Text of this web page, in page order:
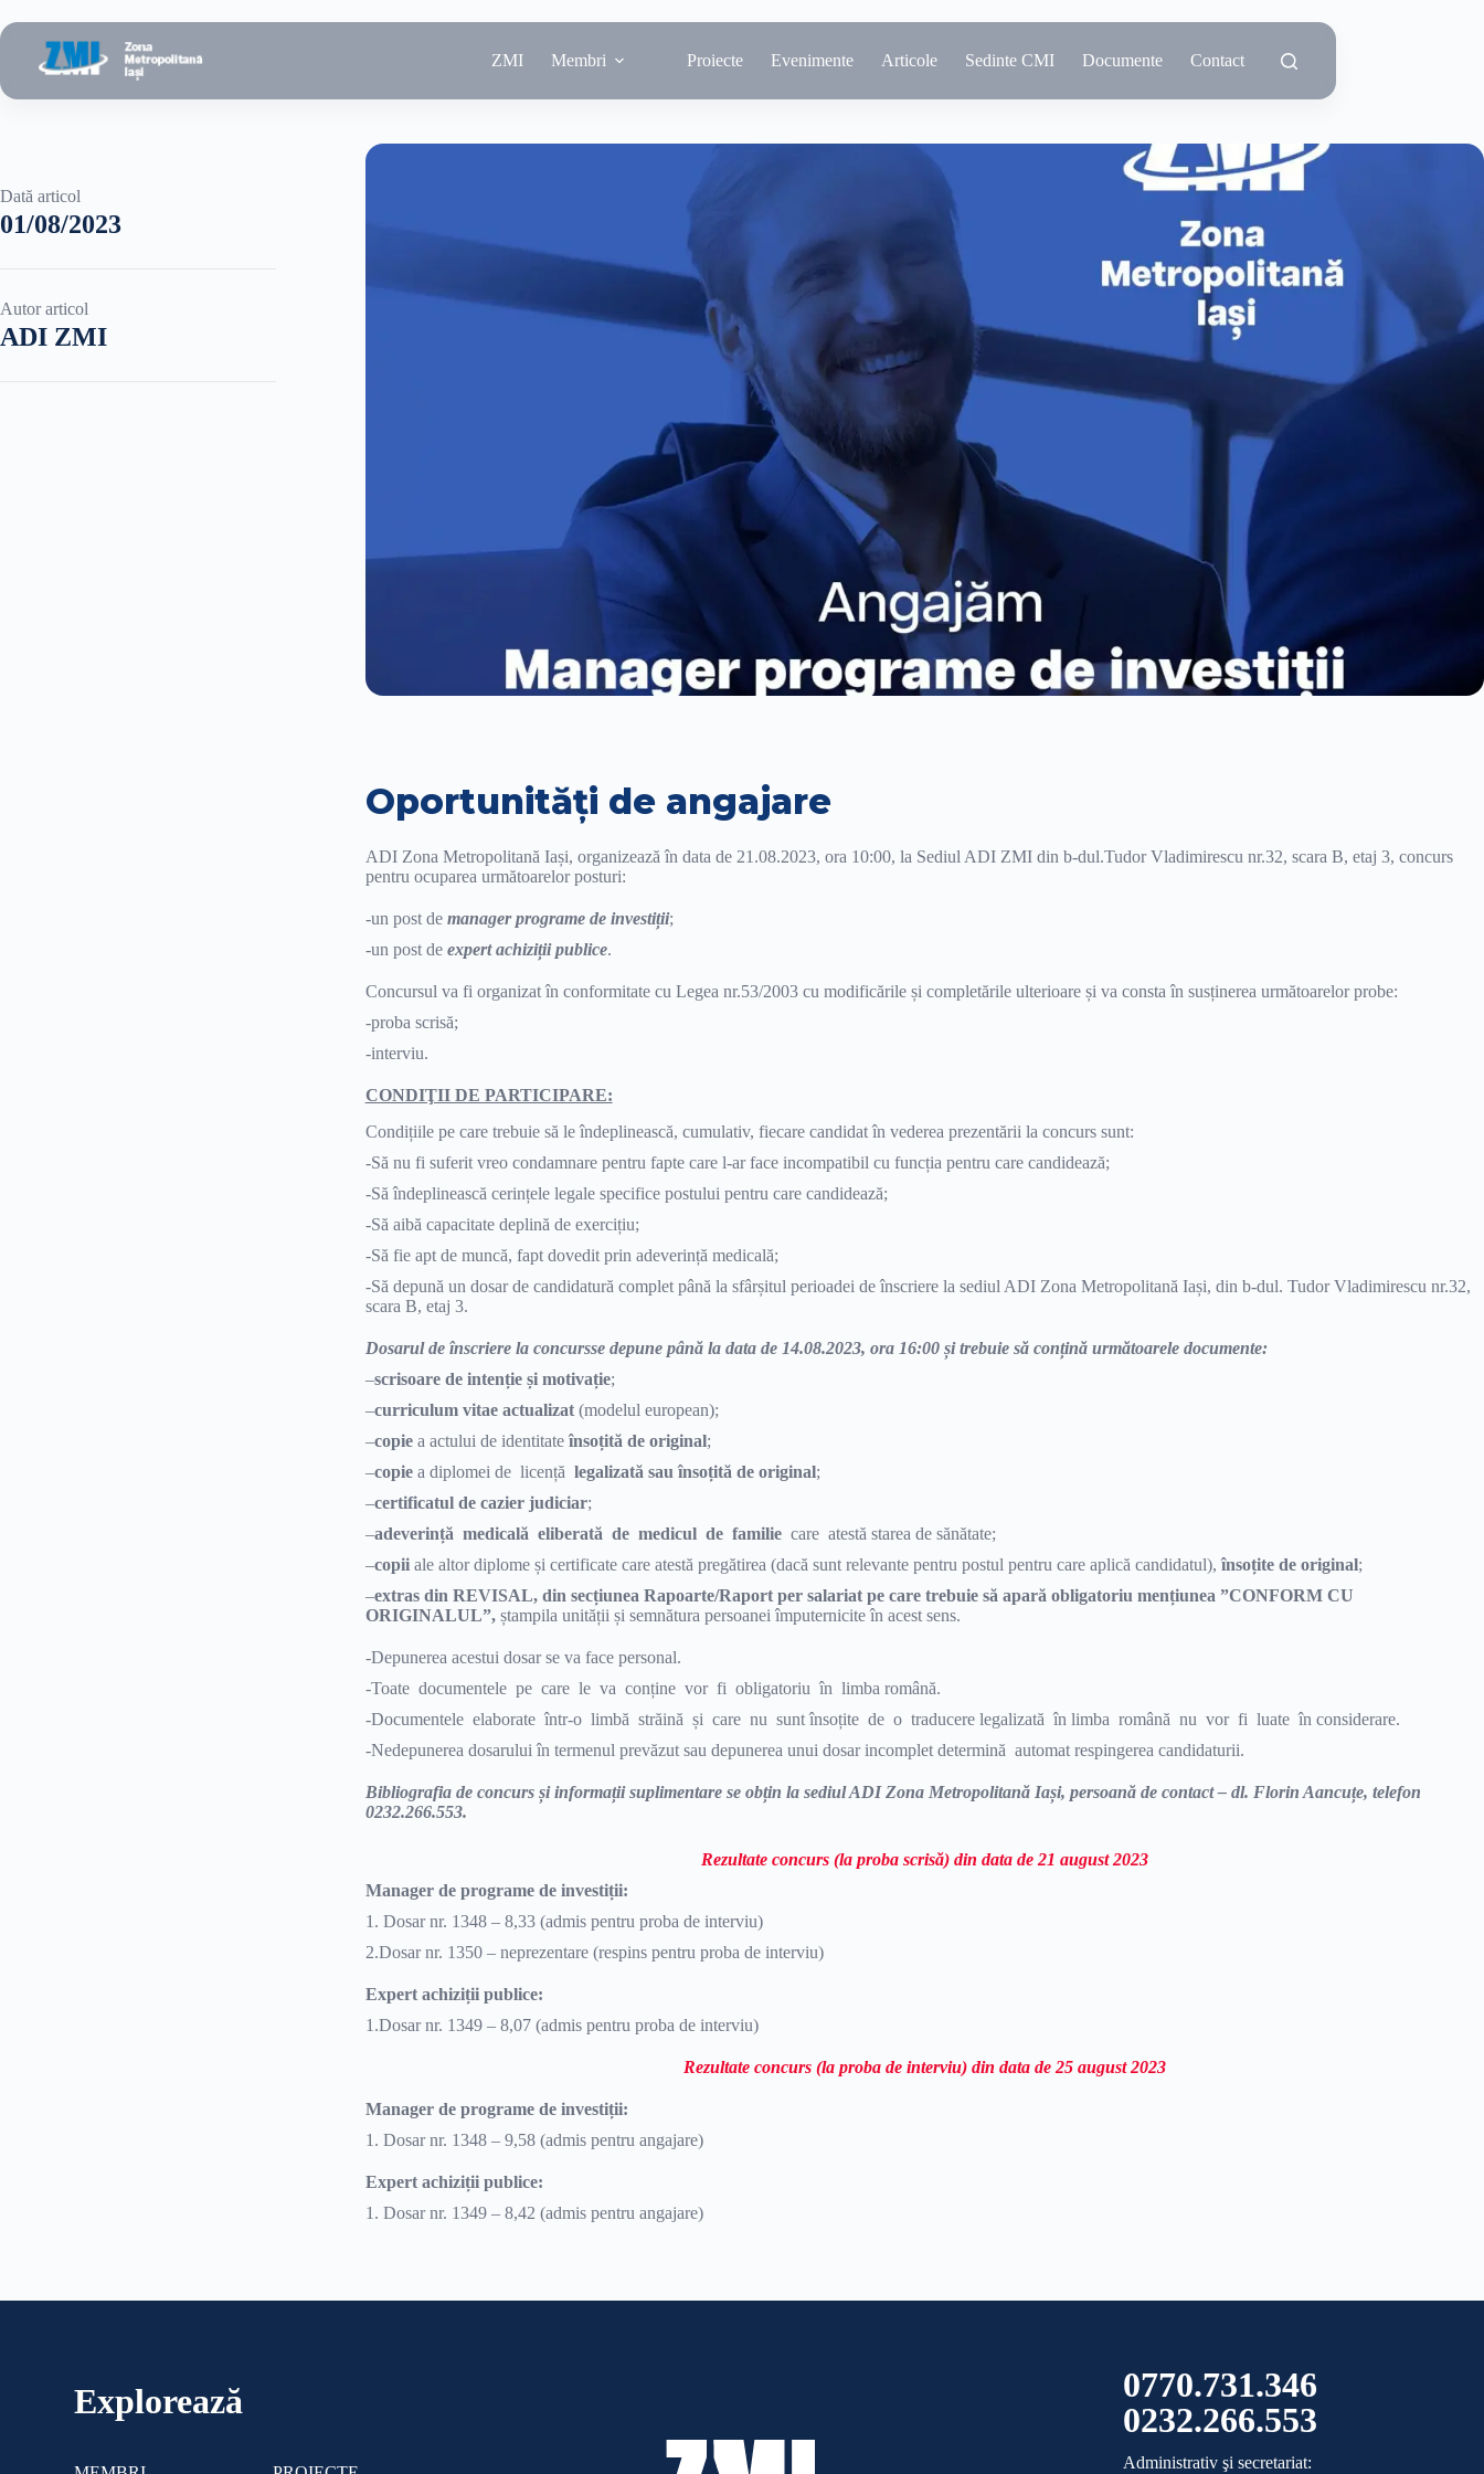
la
conținut
ZMI Membri Proiecte Evenimente Articole Sedinte CMI Documente Contact
Dată articol
01/08/2023
Autor articol
ADI ZMI
Oportunități de angajare
ADI Zona Metropolitană Iași, organizează în data de 21.08.2023, ora 10:00, la Sediul ADI ZMI din b-dul.Tudor Vladimirescu nr.32, scara B, etaj 3, concurs
pentru ocuparea următoarelor posturi:
-un post de manager programe de investiții;
-un post de expert achiziții publice.
Concursul va fi organizat în conformitate cu Legea nr.53/2003 cu modificările și completările ulterioare și va consta în susținerea următoarelor probe:
-proba scrisă;
-interviu.
CONDIŢII DE PARTICIPARE:
Condițiile pe care trebuie să le îndeplinească, cumulativ, fiecare candidat în vederea prezentării la concurs sunt:
-Să nu fi suferit vreo condamnare pentru fapte care l-ar face incompatibil cu funcția pentru care candidează;
-Să îndeplinească cerințele legale specifice postului pentru care candidează;
-Să aibă capacitate deplină de exercițiu;
-Să fie apt de muncă, fapt dovedit prin adeverință medicală;
-Să depună un dosar de candidatură complet până la sfârșitul perioadei de înscriere la sediul ADI Zona Metropolitană Iași, din b-dul. Tudor Vladimirescu nr.32,
scara B, etaj 3.
Dosarul de înscriere la concursse depune până la data de 14.08.2023, ora 16:00 și trebuie să conțină următoarele documente:
–scrisoare de intenție și motivație;
–curriculum vitae actualizat (modelul european);
–copie a actului de identitate însoțită de original;
–copie a diplomei de licență legalizată sau însoțită de original;
–certificatul de cazier judiciar;
–adeverință medicală eliberată de medicul de familie care atestă starea de sănătate;
–copii ale altor diplome și certificate care atestă pregătirea (dacă sunt relevante pentru postul pentru care aplică candidatul), însoțite de original;
–extras din REVISAL, din secțiunea Rapoarte/Raport per salariat pe care trebuie să apară obligatoriu mențiunea ”CONFORM CU
ORIGINALUL”, ștampila unității și semnătura persoanei împuternicite în acest sens.
-Depunerea acestui dosar se va face personal.
-Toate documentele pe care le va conține vor fi obligatoriu în limba română.
-Documentele elaborate într-o limbă străină și care nu sunt însoțite de o traducere legalizată în limba română nu vor fi luate în considerare.
-Nedepunerea dosarului în termenul prevăzut sau depunerea unui dosar incomplet determină automat respingerea candidaturii.
Bibliografia de concurs și informații suplimentare se obțin la sediul ADI Zona Metropolitană Iași, persoană de contact – dl. Florin Aancuțe, telefon
0232.266.553.
Rezultate concurs (la proba scrisă) din data de 21 august 2023
Manager de programe de investiții:
1. Dosar nr. 1348 – 8,33 (admis pentru proba de interviu)
2.Dosar nr. 1350 – neprezentare (respins pentru proba de interviu)
Expert achiziții publice:
1.Dosar nr. 1349 – 8,07 (admis pentru proba de interviu)
Rezultate concurs (la proba de interviu) din data de 25 august 2023
Manager de programe de investiții:
1. Dosar nr. 1348 – 9,58 (admis pentru angajare)
Expert achiziții publice:
1. Dosar nr. 1349 – 8,42 (admis pentru angajare)
Explorează
0770.731.346
0232.266.553
Administrativ şi secretariat: